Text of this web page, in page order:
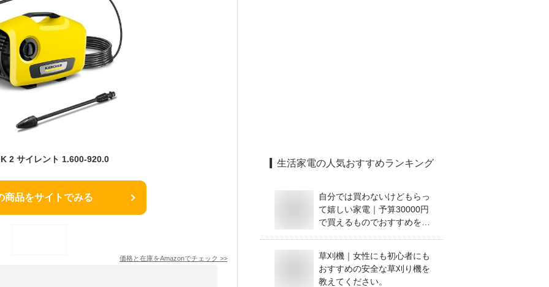
2 サイレント 1.600-920.0
商品をサイトでみる
価格と在庫をAmazonでチェック >>
生活家電の人気おすすめランキング
自分では買わないけどもらっ
て嬉しい家電｜予算30000円
で買えるものでおすすめを教
草刈機｜女性にも初心者にも
おすすめの安全な草刈り機を
教えてください。